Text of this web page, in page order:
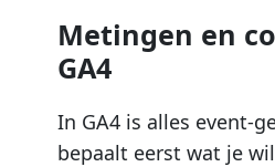
Metingen en
GA4
In GA4 is alles event-
bepaalt eerst wat je